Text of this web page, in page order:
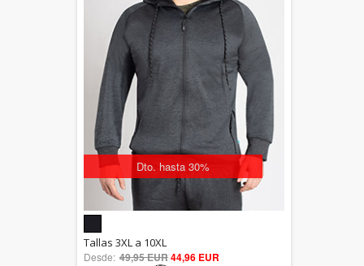
Dto. hasta 30%
5.00
out of 5
Tallas 3XL a 10XL
Desde: 49,95 EUR44,96 EUR